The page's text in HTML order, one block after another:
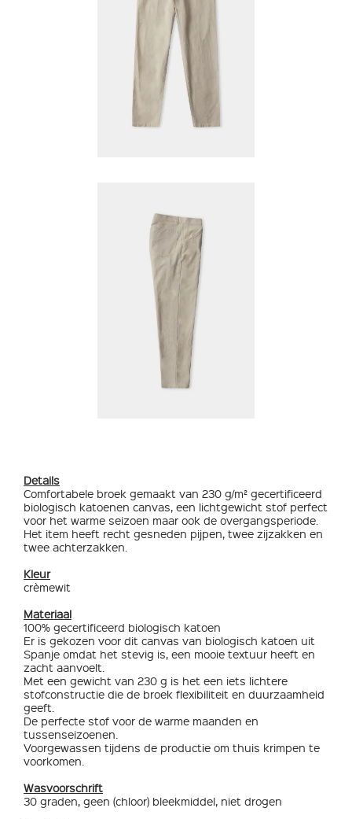
Details
Comfortabele broek gemaakt van 230 g/m² gecertificeerd
biologisch katoenen canvas, een lichtgewicht stof perfect
voor het warme seizoen maar ook de overgangsperiode.
Het item heeft recht gesneden pijpen, twee zijzakken en
twee achterzakken.
Kleur
crèmewit
Materiaal
100% gecertificeerd biologisch katoen
Er is gekozen voor dit canvas van biologisch katoen uit
Spanje omdat het stevig is, een mooie textuur heeft en
zacht aanvoelt.
Met een gewicht van 230 g is het een iets lichtere
stofconstructie die de broek flexibiliteit en duurzaamheid
geeft.
De perfecte stof voor de warme maanden en
tussenseizoenen.
Voorgewassen tijdens de productie om thuis krimpen te
voorkomen.
Wasvoorschrift
30 graden, geen (chloor) bleekmiddel, niet drogen